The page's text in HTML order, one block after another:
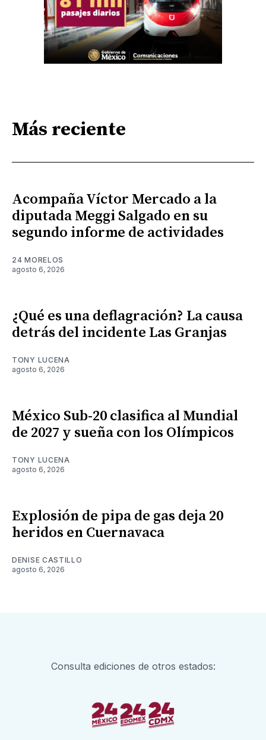
Más reciente
Acompaña Víctor Mercado a la
diputada Meggi Salgado en su
segundo informe de actividades
24 MORELOS
agosto 6, 2026
¿Qué es una deflagración? La causa
detrás del incidente Las Granjas
TONY LUCENA
agosto 6, 2026
México Sub-20 clasifica al Mundial
de 2027 y sueña con los Olímpicos
TONY LUCENA
agosto 6, 2026
Explosión de pipa de gas deja 20
heridos en Cuernavaca
DENISE CASTILLO
agosto 6, 2026
Consulta ediciones de otros estados: